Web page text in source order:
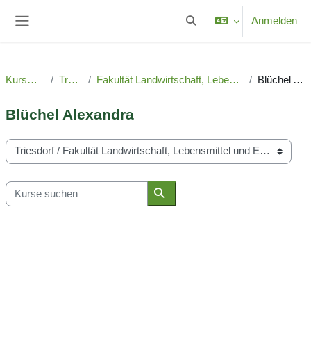
Sucheingabe umschalten
Anmelden
Kursbereiche Triesdorf Fakultät Landwirtschaft, Lebensmittel und Ernährung Blüchel Alexandra
Blüchel Alexandra
Kursbereiche
Kurse suchen
Kurse suchen